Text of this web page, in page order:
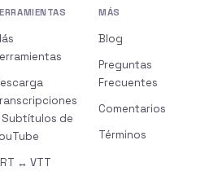
Subtítulos de
↔ VTT
MÁS
Blog
Preguntas
Frecuentes
Comentarios
Términos